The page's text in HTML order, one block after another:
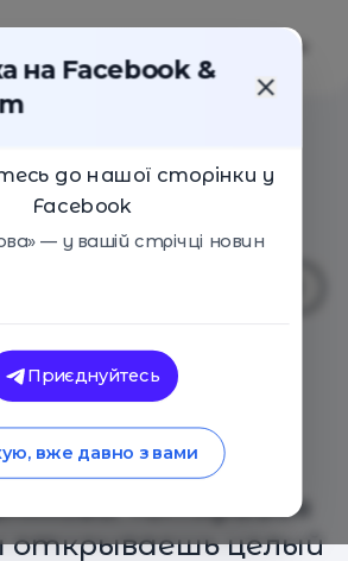
досвід
«Открывая
открываешь целый
на Facebook &
до нашої сторінки у
Facebook
— у вашій стрічці новин
Приєднуйтесь
вже давно з вами